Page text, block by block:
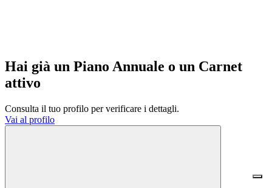
Hai già un Piano Annuale o un Carnet
attivo
Consulta il tuo profilo per verificare i dettagli.
Vai al profilo